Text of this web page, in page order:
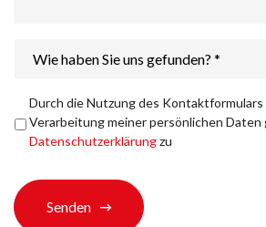
haben
uns
gefunden?
*
Datenschutzerklärung *
Durch die Nutzung des Kontaktformulars
Verarbeitung meiner persönlichen Daten
Datenschutzerklärungzu
Senden